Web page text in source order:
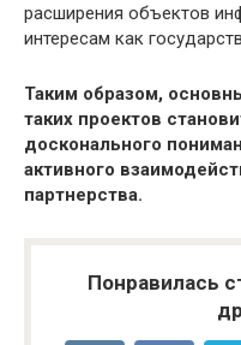
расширения объектов
интересам как
Таким образом,
таких проектов
досконального
активного
партнерства.
Понравилась